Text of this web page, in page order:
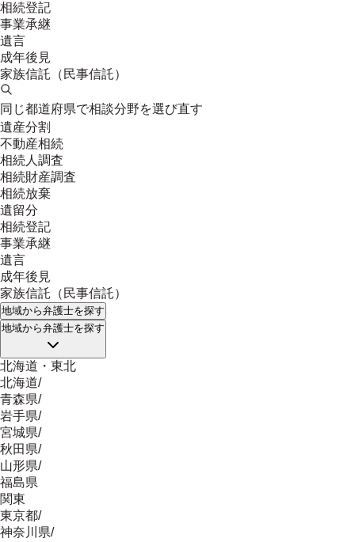
相続登記
事業承継
遺言
成年後見
家族信託（民事信託）
同じ都道府県で相談分野を選び直す
遺産分割
不動産相続
相続人調査
相続財産調査
相続放棄
遺留分
相続登記
事業承継
遺言
成年後見
家族信託（民事信託）
地域から弁護士を探す
地域から弁護士を探す
北海道・東北
北海道/
青森県/
岩手県/
宮城県/
秋田県/
山形県/
福島県
関東
東京都/
神奈川県/